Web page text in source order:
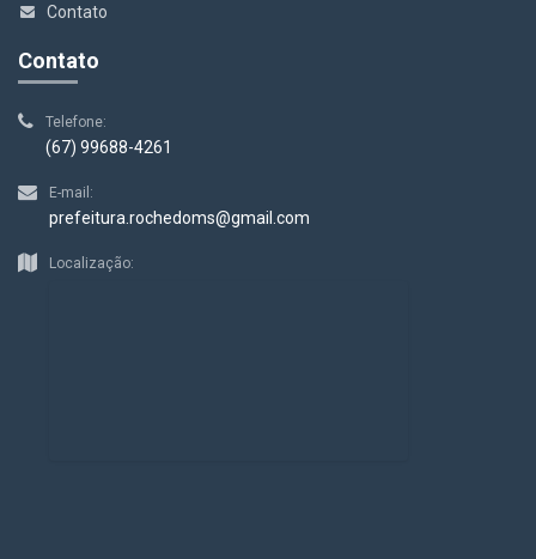
Contato
Contato
Telefone:
(67) 99688-4261
E-mail:
prefeitura.rochedoms@gmail.com
Localização: